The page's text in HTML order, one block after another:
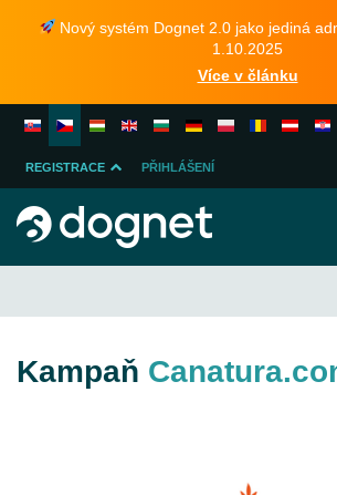
Nový systém Dognet 2.0 jako jediná
1.10.2025
Více v článku
REGISTRACE
INZERENTA
PŘIHLÁŠENÍ
Kampaň